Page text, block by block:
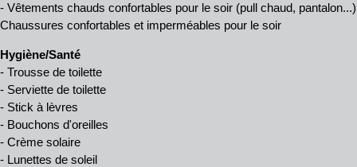
- Vêtements chauds confortables pour le soir (pull chaud, pantalon...)
Chaussures confortables et imperméables pour le soir
Hygiène/Santé
- Trousse de toilette
- Serviette de toilette
- Stick à lèvres
- Bouchons d'oreilles
- Crème solaire
- Lunettes de soleil